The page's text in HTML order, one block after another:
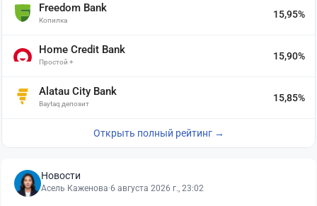
Freedom Bank
Копилка
15,95%
Home Credit Bank
Простой +
15,90%
Alatau City Bank
Baytaq депозит
15,85%
Открыть полный рейтинг →
Новости
Асель Каженова·6 августа 2026 г., 23:02